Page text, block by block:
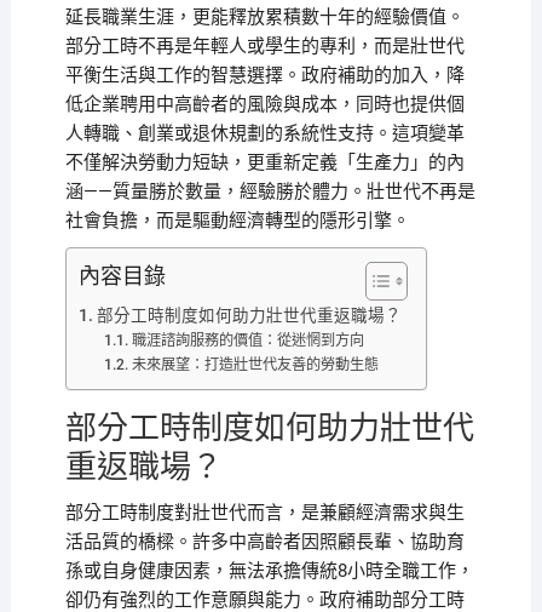
延長職業生涯，更能釋放累積數十年的經驗價值。
部分工時不再是年輕人或學生的專利，而是壯世代
平衡生活與工作的智慧選擇。政府補助的加入，降
低企業聘用中高齡者的風險與成本，同時也提供個
人轉職、創業或退休規劃的系統性支持。這項變革
不僅解決勞動力短缺，更重新定義「生產力」的內
涵——質量勝於數量，經驗勝於體力。壯世代不再是
社會負擔，而是驅動經濟轉型的隱形引擎。
內容目錄
部分工時制度如何助力壯世代重返職場？
職涯諮詢服務的價值：從迷惘到方向
未來展望：打造壯世代友善的勞動生態
部分工時制度如何助力壯世代
重返職場？
部分工時制度對壯世代而言，是兼顧經濟需求與生
活品質的橋樑。許多中高齡者因照顧長輩、協助育
孫或自身健康因素，無法承擔傳統8小時全職工作，
卻仍有強烈的工作意願與能力。政府補助部分工時